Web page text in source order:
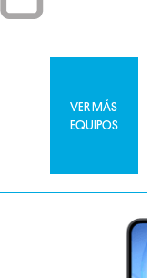
VER MÁS
EQUIPOS